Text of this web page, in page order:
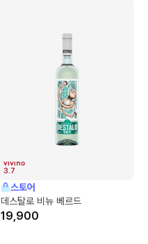
3.7
스토어
데스탈로 비뉴 베르드
19,900